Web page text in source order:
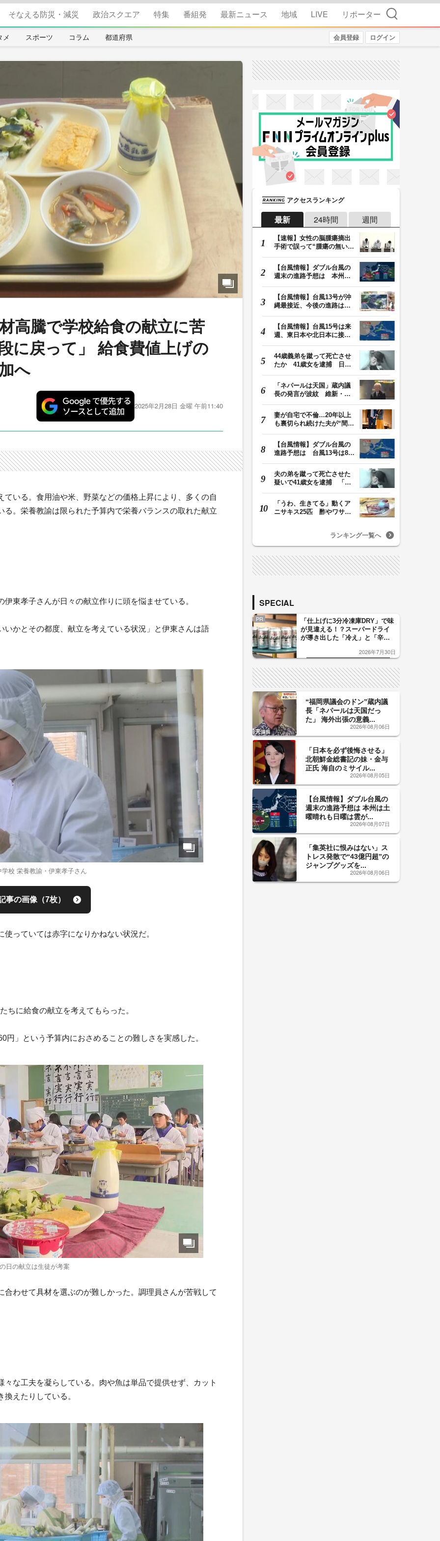
そなえる防災・減災 政治スクエア 特集 番組発 最新ニュース 地域 LIVE リポーター 検索
メ スポーツ コラム 都道府県 会員登録 ログイン
高騰で学校給食の献立に苦
に戻って」 給食費値上げの
へ
2025年2月28日 金曜 午前11:40
いる。食用油や米、野菜などの価格上昇により、多くの自
。栄養教諭は限られた予算内で栄養バランスの取れた献立
東孝子さんが日々の献立作りに頭を悩ませている。
かとその都度、献立を考えている状況」と伊東さんは語
学校 栄養教諭・伊東孝子さん
事の画像（7枚）
っていては赤字になりかねない状況だ。
ちに給食の献立を考えてもらった。
」という予算内におさめることの難しさを実感した。
日の献立は生徒が考案
わせて具材を選ぶのが難しかった。調理員さんが苦戦して
な工夫を凝らしている。肉や魚は単品で提供せず、カット
えたりしている。
アクセスランキング
最新 24時間 週間
【速報】女性の脳腫瘍摘出
手術で誤って“腫瘍の無い部
【台風情報】ダブル台風の
週末の進路予想は 本州は
【台風情報】台風13号が沖
縄最接近、今後の進路は？
【台風情報】台風15号は来
週、東日本や北日本に接近
44歳義弟を蹴って死亡させ
たか 41歳女を逮捕 日頃
「ネパールは天国」蔵内議
長の発言が波紋 維新・吉
妻が自宅で不倫…20年以上
も裏切られ続けた夫が“間
【台風情報】ダブル台風の
進路予想は 台風13号は8日
夫の弟を蹴って死亡させた
疑いで41歳女を逮捕 「生
「うわ、生きてる」動くア
ニサキス25匹 酢やワサビ
ランキング一覧へ
SPECIAL
PR
「仕上げに3分冷凍庫DRY」で味
が見違える！？スーパードライ
が導き出した「冷え」と「辛
した「辛口カーブ」が飲み頃の
2026年7月30日
“福岡県議会のドン”蔵内議
長「ネパールは天国だっ
た」 海外出張の意義...
2026年08月06日
「日本を必ず後悔させる」
北朝鮮金総書記の妹・金与
正氏 海自のミサイル...
2026年08月05日
【台風情報】ダブル台風の
週末の進路予想は 本州は土
曜晴れも日曜は雲が...
2026年08月07日
「集英社に恨みはない」ス
トレス発散で“43億円超”の
ジャンプグッズを...
2026年08月06日